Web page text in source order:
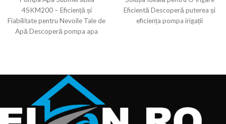
4SKM200 – Eficiență și
Fiabilitate pentru Nevoile Tale de
Apă Descoperă pompa apa
Eficientă Descoperă puterea și
eficiența pompa irigații